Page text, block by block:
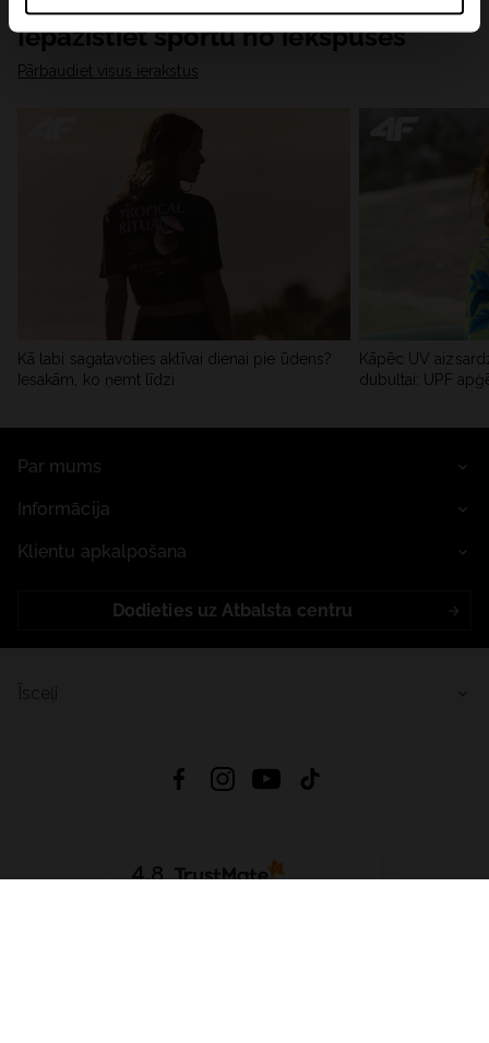
( piem. socialos tīklus). Detalizētu informāciju var atrast
mūsu Privātuma politikā un sadaļā "Detaļas".
Iepazīstiet sportu no iekšpuses
Pārbaudiet visus ierakstus
Kā labi sagatavoties aktīvai dienai pie ūdens?
Iesakām, ko ņemt līdzi
Kāpēc UV
dubultai: UPF
Par mums
Informācija
Klientu apkalpošana
Dodieties uz Atbalsta centru
4.8